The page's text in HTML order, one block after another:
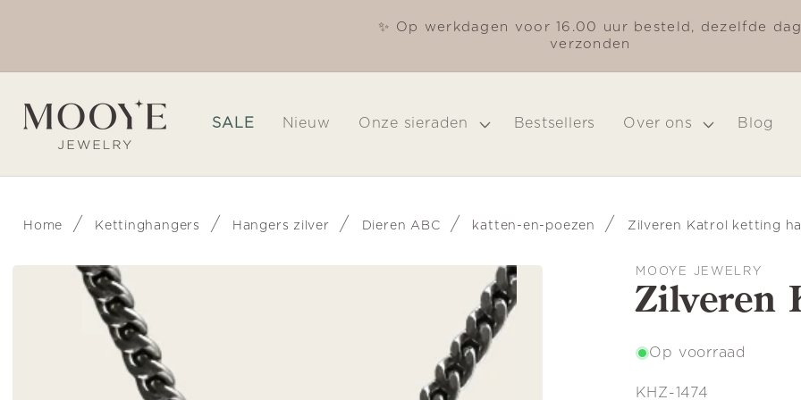
✨ Op werkdagen voor 16.00 uur besteld, dezelfde dag
verzonden
SALE Nieuw Onze sieraden Bestsellers Over ons Blog
Home / Kettinghangers / Hangers zilver / Dieren ABC / katten-en-poezen / Zilveren Katrol ketting
Ga direct naar
productinformatie
MOOYE JEWELRY
Zilveren
Op voorraad
SKU:
KHZ-1474